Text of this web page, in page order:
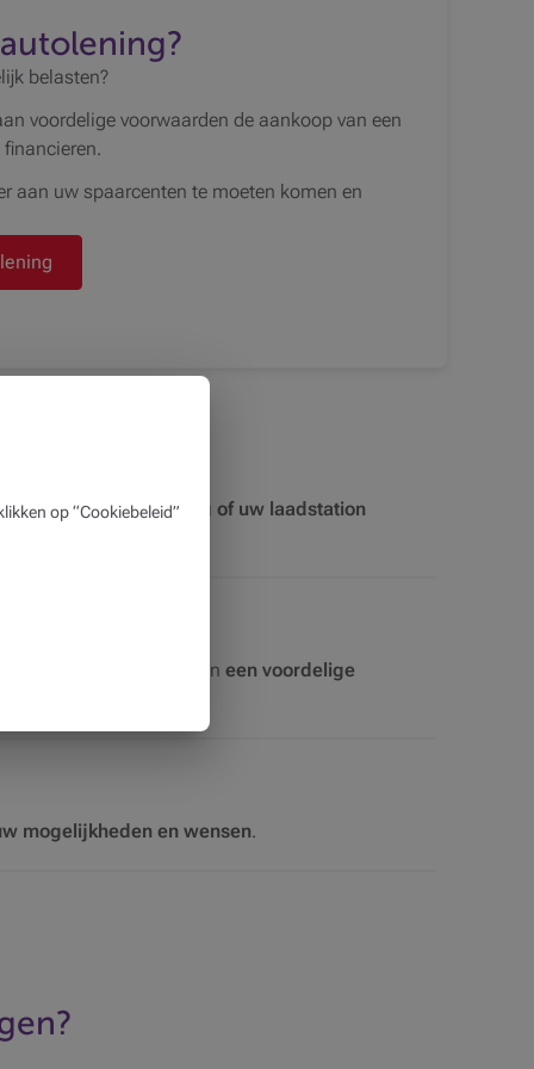
belasten?
voordelige voorwaarden de aankoop van een
aan uw spaarcenten te moeten komen en
wagens
op inverkeerstelling of uw laadstation
autolening genieten van een voordelige
mogelijkheden en wensen.
op “Cookiebeleid”